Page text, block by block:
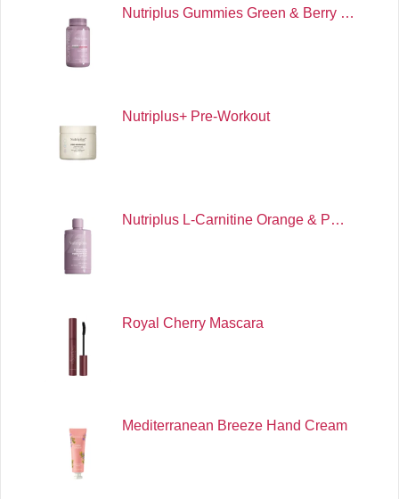
Nutriplus Gummies Green & Berry …
Nutriplus+ Pre-Workout
Nutriplus L-Carnitine Orange & P…
Royal Cherry Mascara
Mediterranean Breeze Hand Cream